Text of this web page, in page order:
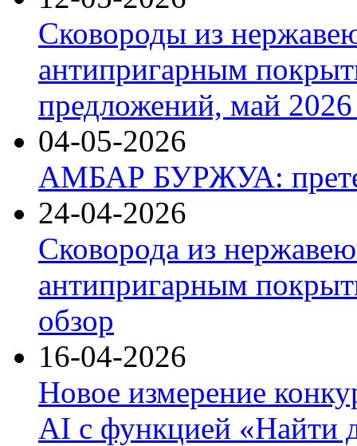
Сковороды из
антипригарным
предложений, май 2026
04-05-2026
АМБАР БУРЖУА:
24-04-2026
Сковорода из
антипригарным
обзор
16-04-2026
Новое измерение
AI с функцией «Найти